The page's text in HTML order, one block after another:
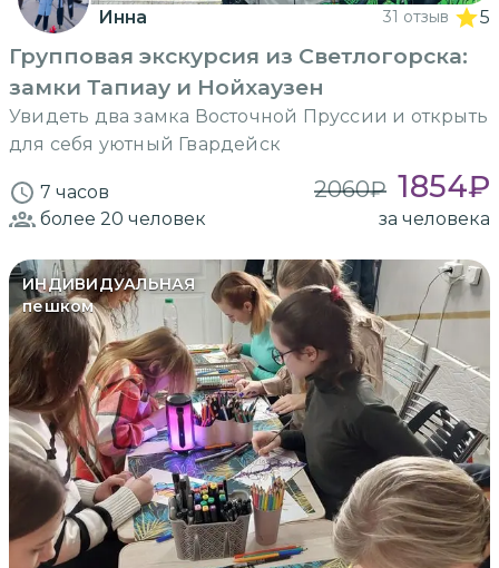
Инна 31 отзыв 5
Групповая экскурсия из Светлогорска:
замки Тапиау и Нойхаузен
Увидеть два замка Восточной Пруссии и открыть
для себя уютный Гвардейск
7 часов 2060₽ 1854₽
более 20 человек за человека
ИНДИВИДУАЛЬНАЯ
пешком